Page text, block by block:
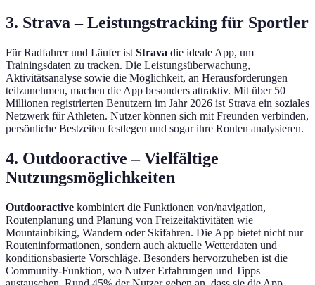
3. Strava – Leistungstracking für Sportler
Für Radfahrer und Läufer ist Strava die ideale App, um
Trainingsdaten zu tracken. Die Leistungsüberwachung,
Aktivitätsanalyse sowie die Möglichkeit, an Herausforderungen
teilzunehmen, machen die App besonders attraktiv. Mit über 50
Millionen registrierten Benutzern im Jahr 2026 ist Strava ein soziales
Netzwerk für Athleten. Nutzer können sich mit Freunden verbinden,
persönliche Bestzeiten festlegen und sogar ihre Routen analysieren.
4. Outdooractive – Vielfältige
Nutzungsmöglichkeiten
Outdooractive kombiniert die Funktionen von/navigation,
Routenplanung und Planung von Freizeitaktivitäten wie
Mountainbiking, Wandern oder Skifahren. Die App bietet nicht nur
Routeninformationen, sondern auch aktuelle Wetterdaten und
konditionsbasierte Vorschläge. Besonders hervorzuheben ist die
Community-Funktion, wo Nutzer Erfahrungen und Tipps